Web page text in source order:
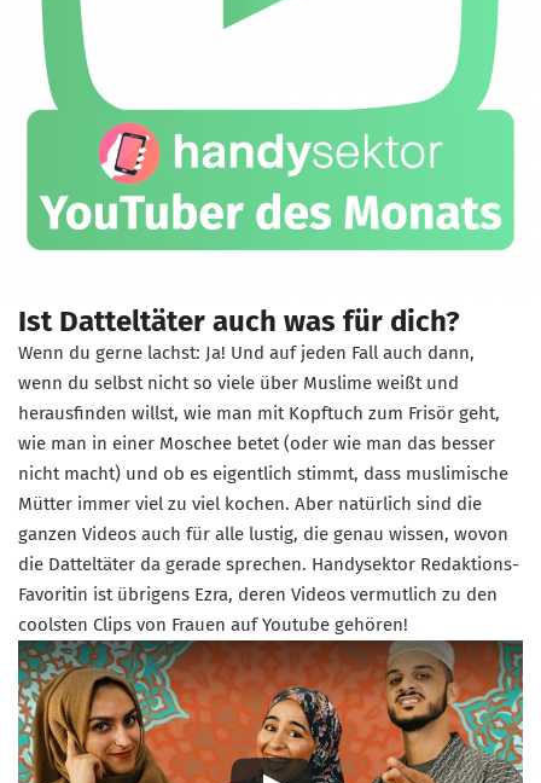
Ist Datteltäter auch was für dich?
Wenn du gerne lachst: Ja! Und auf jeden Fall auch dann,
wenn du selbst nicht so viele über Muslime weißt und
herausfinden willst, wie man mit Kopftuch zum Frisör geht,
wie man in einer Moschee betet (oder wie man das besser
nicht macht) und ob es eigentlich stimmt, dass muslimische
Mütter immer viel zu viel kochen. Aber natürlich sind die
ganzen Videos auch für alle lustig, die genau wissen, wovon
die Datteltäter da gerade sprechen. Handysektor Redaktions-
Favoritin ist übrigens Ezra, deren Videos vermutlich zu den
coolsten Clips von Frauen auf Youtube gehören!